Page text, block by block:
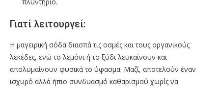
Γιατί λειτουργεί:
Η μαγειρική σόδα διασπά τις οσμές και τους οργανικούς
λεκέδες, ενώ το λεμόνι ή το ξύδι λευκαίνουν και
απολυμαίνουν φυσικά το ύφασμα. Μαζί, αποτελούν έναν
ισχυρό αλλά ήπιο συνδυασμό καθαρισμού χωρίς να